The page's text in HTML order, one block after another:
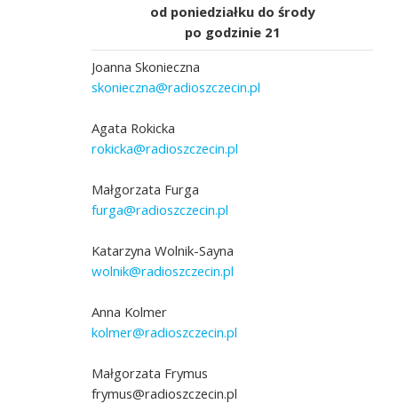
od poniedziałku do środy
po godzinie 21
Joanna Skonieczna
skonieczna@radioszczecin.pl
Agata Rokicka
rokicka@radioszczecin.pl
Małgorzata Furga
furga@radioszczecin.pl
Katarzyna Wolnik-Sayna
wolnik@radioszczecin.pl
Anna Kolmer
kolmer@radioszczecin.pl
Małgorzata Frymus
frymus@radioszczecin.pl